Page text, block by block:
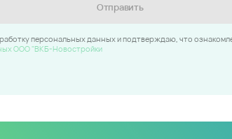
Отправить
персональных данных и подтверждаю, что
ООО "ВКБ-Новостройки